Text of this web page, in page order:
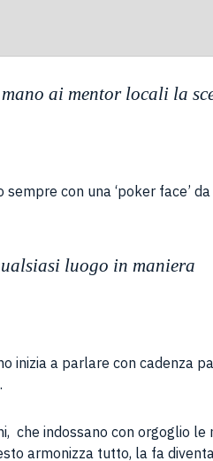
ai mentor locali la
con una ‘poker face’
luogo in maniera
inizia a parlare con cadenza
che indossano con orgoglio le
armonizza tutto, la fa